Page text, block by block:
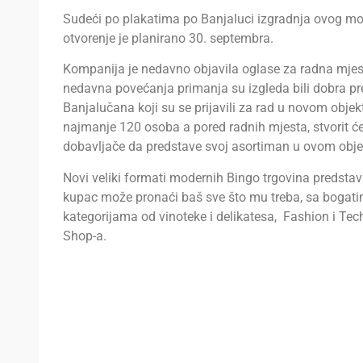
Sudeći po plakatima po Banjaluci izgradnja ovog
otvorenje je planirano 30. septembra.
Kompanija je nedavno objavila oglase za radna
nedavna povećanja primanja su izgleda bili dobra
Banjalučana koji su se prijavili za rad u novom
najmanje 120 osoba a pored radnih mjesta, stvorit
dobavljače da predstave svoj asortiman u ovom
Novi veliki formati modernih Bingo trgovina
kupac može pronaći baš sve što mu treba, sa
kategorijama od vinoteke i delikatesa, Fashion i
Shop-a.